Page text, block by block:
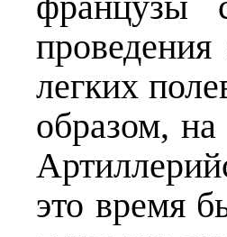
легких
образом,
это время